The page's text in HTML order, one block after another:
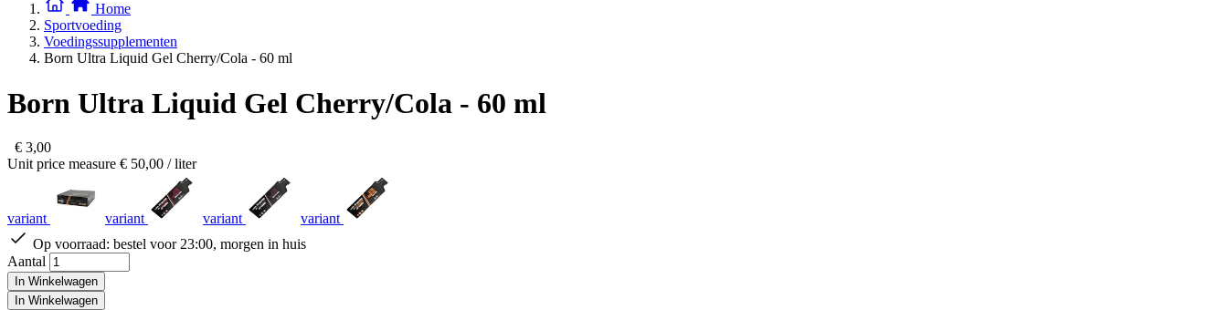
Home
Sportvoeding
Voedingssupplementen
Born Ultra Liquid Gel Cherry/Cola - 60 ml
Born Ultra Liquid Gel Cherry/Cola - 60 ml
€ 3,00
Unit price measure € 50,00 / liter
variant variant variant
variant
Op voorraad: bestel voor 23:00, morgen in huis
Aantal
In Winkelwagen
In Winkelwagen